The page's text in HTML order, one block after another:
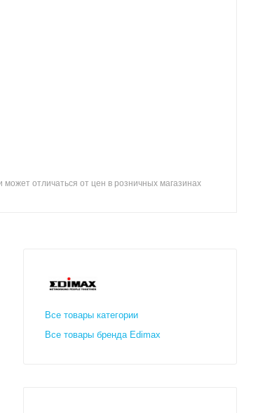
отличаться от цен в розничных магазинах
Все товары категории
Все товары бренда Edimax